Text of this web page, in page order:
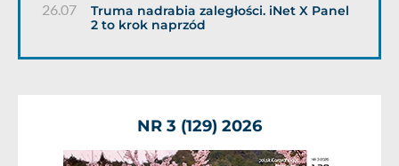
26.07
Truma nadrabia zaległości. iNet X Panel
2 to krok naprzód
NR 3 (129) 2026